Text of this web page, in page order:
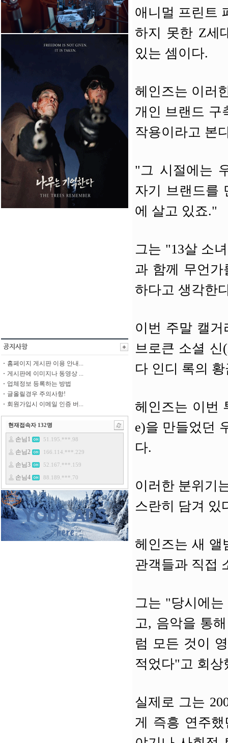
홈페이지 게시판 이용 안내...
게시판에 이미지나 동영상 ...
업체정보 등록하는 방법
글올릴경우 주의사항!
회원가입시 이메일 인증 버...
현재접속자 132명
애니멀 프린트
하지 못한 Z세
있는 셈이다.
헤인즈는 이러
개인 브랜드 구
작용이라고 본
"그 시절에는
자기 브랜드를
에 살고 있죠."
그는 "13살 소
과 함께 무언
하다고 생각한
이번 주말 캘
브로큰 소셜 신
다 인디 록의
헤인즈는 이번
e)을 만들었던
다.
이러한 분위기
스란히 담겨 있
헤인즈는 새 앨
관객들과 직접
그는 "당시에
고, 음악을 통
럼 모든 것이
적었다"고 회상
실제로 그는
게 즉흥 연주